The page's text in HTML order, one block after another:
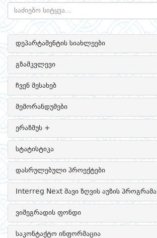
დეპარტამენტის სიახლეები
გზამკვლევი
ჩვენ შესახებ
მემორანდუმები
ერაზმუს +
სტატისტიკა
დასრულებული პროექტები
Interreg Next შავი ზღვის აუზის პროგრამა
ვიშეგრადის ფონდი
საკონტაქტო ინფორმაცია